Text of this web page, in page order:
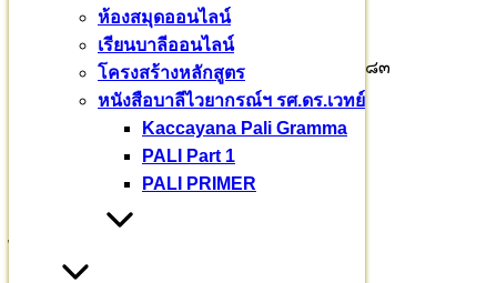
ห้องสมุดออนไลน์
เรียนบาลีออนไลน์
โครงสร้างหลักสูตร
หนังสือบาลีไวยากรณ์ฯ รศ.ดร.เวทย์
Kaccayana Pali Gramma
PALI Part 1
PALI PRIMER
ติดต่อส่งบุตรหลานบวชเรียน
พระธรรมวชิราจารย์ รศ.ดร. ๐๙๒ – ๖๙๔ – ๘๘๘๓
พระมหาธีรเพชร ธีรเวที ๐๘๙ – ๘๙๙ – ๐๓๓๔
พระหาญศักดิ์ ขนฺติสุโภ ๐๙๒ – ๒๖๕ – ๒๕๕๖